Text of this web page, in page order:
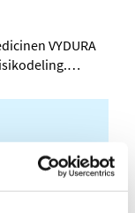
VYDURA
…